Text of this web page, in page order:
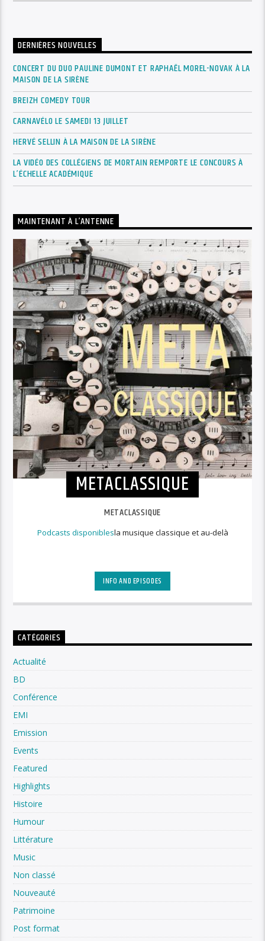
DERNIÈRES NOUVELLES
CONCERT DU DUO PAULINE DUMONT ET RAPHAËL MOREL-NOVAK À LA
MAISON DE LA SIRÈNE
BREIZH COMEDY TOUR
CARNAVÉLO LE SAMEDI 13 JUILLET
HERVÉ SELLIN À LA MAISON DE LA SIRÈNE
LA VIDÉO DES COLLÉGIENS DE MORTAIN REMPORTE LE CONCOURS À
L’ÉCHELLE ACADÉMIQUE
MAINTENANT À L’ANTENNE
METACLASSIQUE
METACLASSIQUE
Podcasts disponiblesla musique classique et au-delà
INFO AND EPISODES
CATÉGORIES
Actualité
BD
Conférence
EMI
Emission
Events
Featured
Highlights
Histoire
Humour
Littérature
Music
Non classé
Nouveauté
Patrimoine
Post format